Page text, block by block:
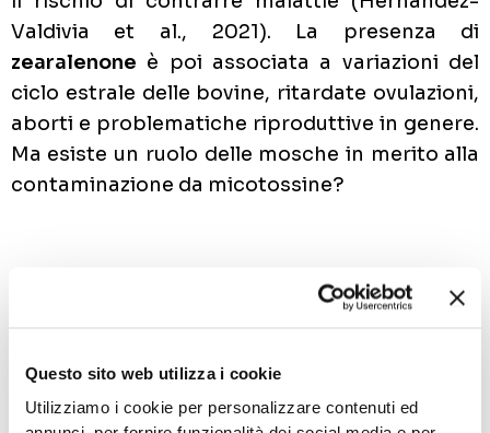
Questo sito web utilizza i cookie
Utilizziamo i cookie per personalizzare contenuti ed
Valdivia et al., 2021). La presenza di
zearalenone è poi associata a variazioni del
ciclo estrale delle bovine, ritardate ovulazioni,
aborti e problematiche riproduttive in genere.
Ma esiste un ruolo delle mosche in merito alla
contaminazione da micotossine?